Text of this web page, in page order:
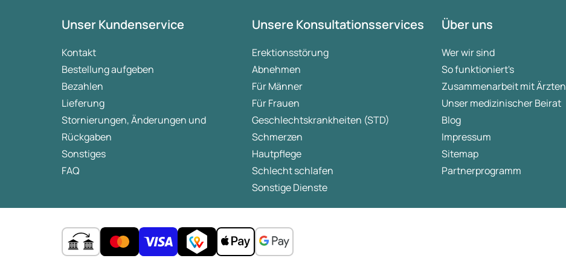
Unser Kundenservice
Kontakt
Bestellung aufgeben
Bezahlen
Lieferung
Stornierungen, Änderungen und
Rückgaben
Sonstiges
FAQ
Unsere Konsultationsservices
Erektionsstörung
Abnehmen
Für Männer
Für Frauen
Geschlechtskrankheiten (STD)
Schmerzen
Hautpflege
Schlecht schlafen
Sonstige Dienste
Über uns
Wer wir sind
So funktioniert's
Zusammenarbeit mit Ärzten
Unser medizinischer Beirat
Blog
Impressum
Sitemap
Partnerprogramm